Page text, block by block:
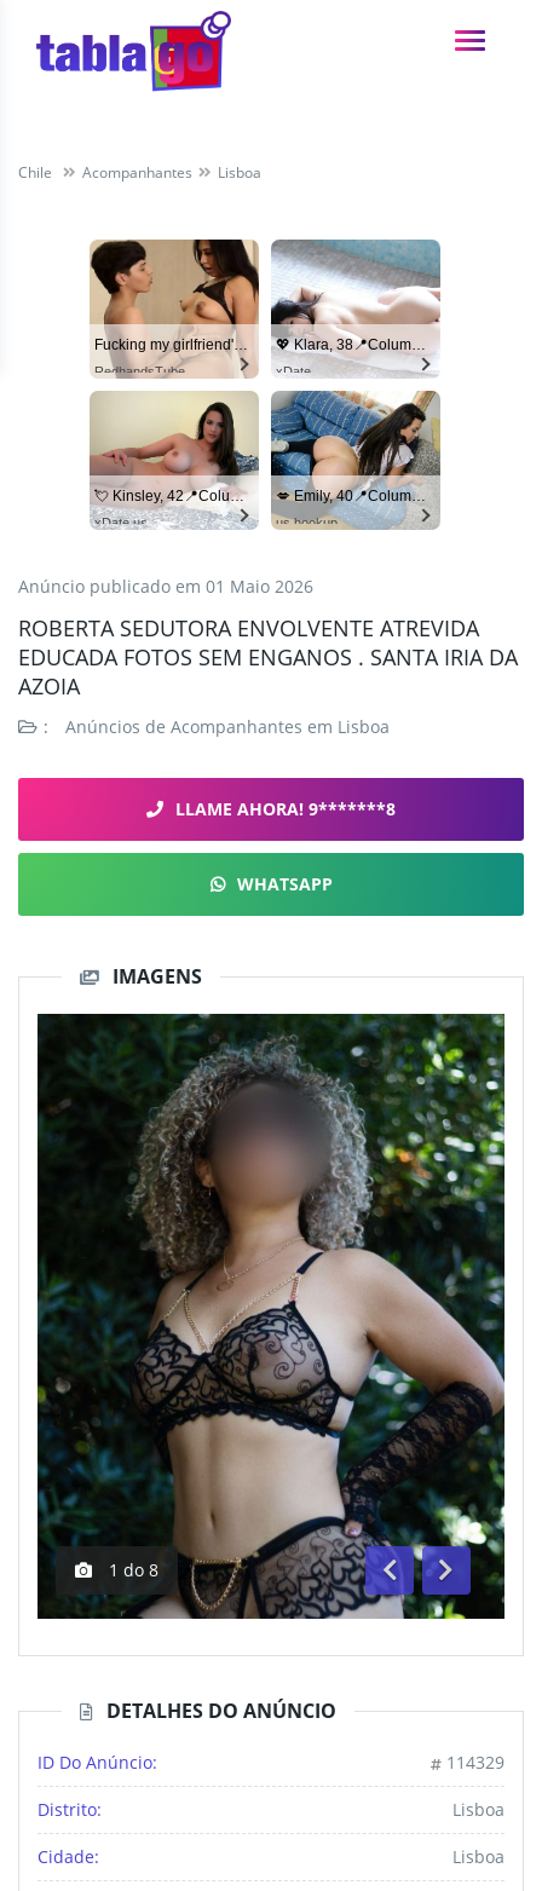
Chile Acompanhantes Lisboa
Fucking my girlfriend's hot mommy by mistake
RedhandsTube
💖 Klara, 38📍Columbus
xDate
💘 Kinsley, 42📍Columbus
xDate.us
💋 Emily, 40📍Columbus
us.hookup
Anúncio publicado em 01 Maio 2026
ROBERTA SEDUTORA ENVOLVENTE ATREVIDA
EDUCADA FOTOS SEM ENGANOS . SANTA IRIA DA
AZOIA
: Anúncios de Acompanhantes em Lisboa
LLAME AHORA! 9*******8
WHATSAPP
IMAGENS
1 do 8
AnteriorSegue
DETALHES DO ANÚNCIO
ID Do Anúncio: 114329
Distrito: Lisboa
Cidade: Lisboa